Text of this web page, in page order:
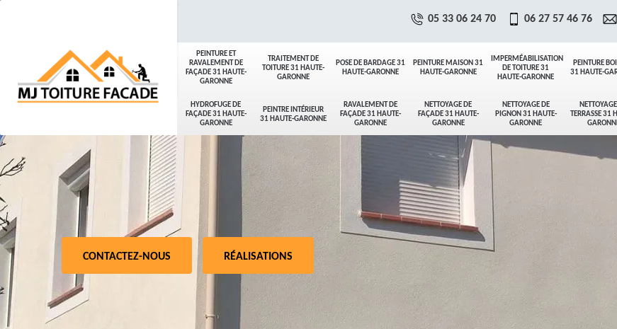
PEINTURE ET
RAVALEMENT DE
FAÇADE 31 HAUTE-
GARONNE
TRAITEMENT DE
TOITURE 31 HAUTE-
GARONNE
POSE DE BARDAGE 31
HAUTE-GARONNE
PEINTURE MAISON 31
HAUTE-GARONNE
IMPERMÉABILISATION
DE TOITURE 31
HAUTE-GARONNE
PEINTURE
31 HAUTE-
HYDROFUGE DE
FAÇADE 31 HAUTE-
GARONNE
PEINTRE INTÉRIEUR
31 HAUTE-GARONNE
RAVALEMENT DE
FAÇADE 31 HAUTE-
GARONNE
NETTOYAGE DE
FAÇADE 31 HAUTE-
GARONNE
NETTOYAGE DE
PIGNON 31 HAUTE-
GARONNE
TERRASSE 31
05 33 06 24 70 06 27 57 46 76
CONTACTEZ-NOUS RÉALISATIONS